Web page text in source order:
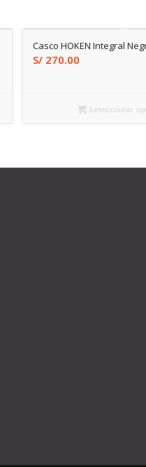
Casco HOKEN Integral
S/ 270.00
Seleccionar